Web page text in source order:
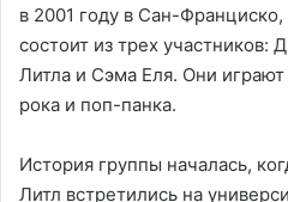
в 2001 году в Сан-
состоит из трех
Литла и Сэма Еля. Они
рока и поп-панка.
История группы началась,
Литл встретились на